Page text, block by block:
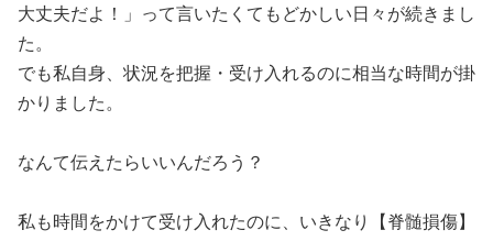
大丈夫だよ！」って言いたくてもどかしい日々が続きまし
た。
でも私自身、状況を把握・受け入れるのに相当な時間が掛
かりました。
なんて伝えたらいいんだろう？
私も時間をかけて受け入れたのに、いきなり【脊髄損傷】